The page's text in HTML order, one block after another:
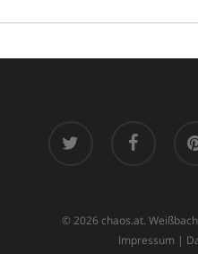
© 2026 chaos.at.
Impressum |